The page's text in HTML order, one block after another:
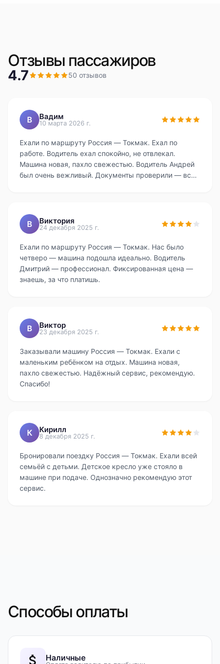
Отзывы пассажиров
4.7 50 отзывов
В Вадим
10 марта 2026 г.
Ехали по маршруту Россия — Токмак. Ехал по
работе. Водитель ехал спокойно, не отвлекал.
Машина новая, пахло свежестью. Водитель Андрей
был очень вежливый. Документы проверили — всё
В Виктория
24 декабря 2025 г.
Ехали по маршруту Россия — Токмак. Нас было
четверо — машина подошла идеально. Водитель
Дмитрий — профессионал. Фиксированная цена —
знаешь, за что платишь.
В Виктор
23 декабря 2025 г.
Заказывали машину Россия — Токмак. Ехали с
маленьким ребёнком на отдых. Машина новая,
пахло свежестью. Надёжный сервис, рекомендую.
Спасибо!
К Кирилл
8 декабря 2025 г.
Бронировали поездку Россия — Токмак. Ехали всей
семьёй с детьми. Детское кресло уже стояло в
машине при подаче. Однозначно рекомендую этот
сервис.
Способы оплаты
Наличные